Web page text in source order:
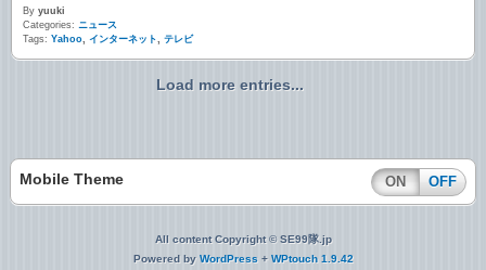
By yuuki
Categories: ニュース
Tags: Yahoo, インターネット, テレビ
Load more entries...
Mobile Theme ON OFF
All content Copyright © SE99隊.jp
Powered by WordPress + WPtouch 1.9.42